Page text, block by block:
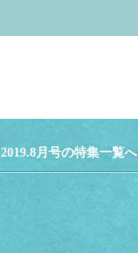
2019.8月号の特集一覧へ